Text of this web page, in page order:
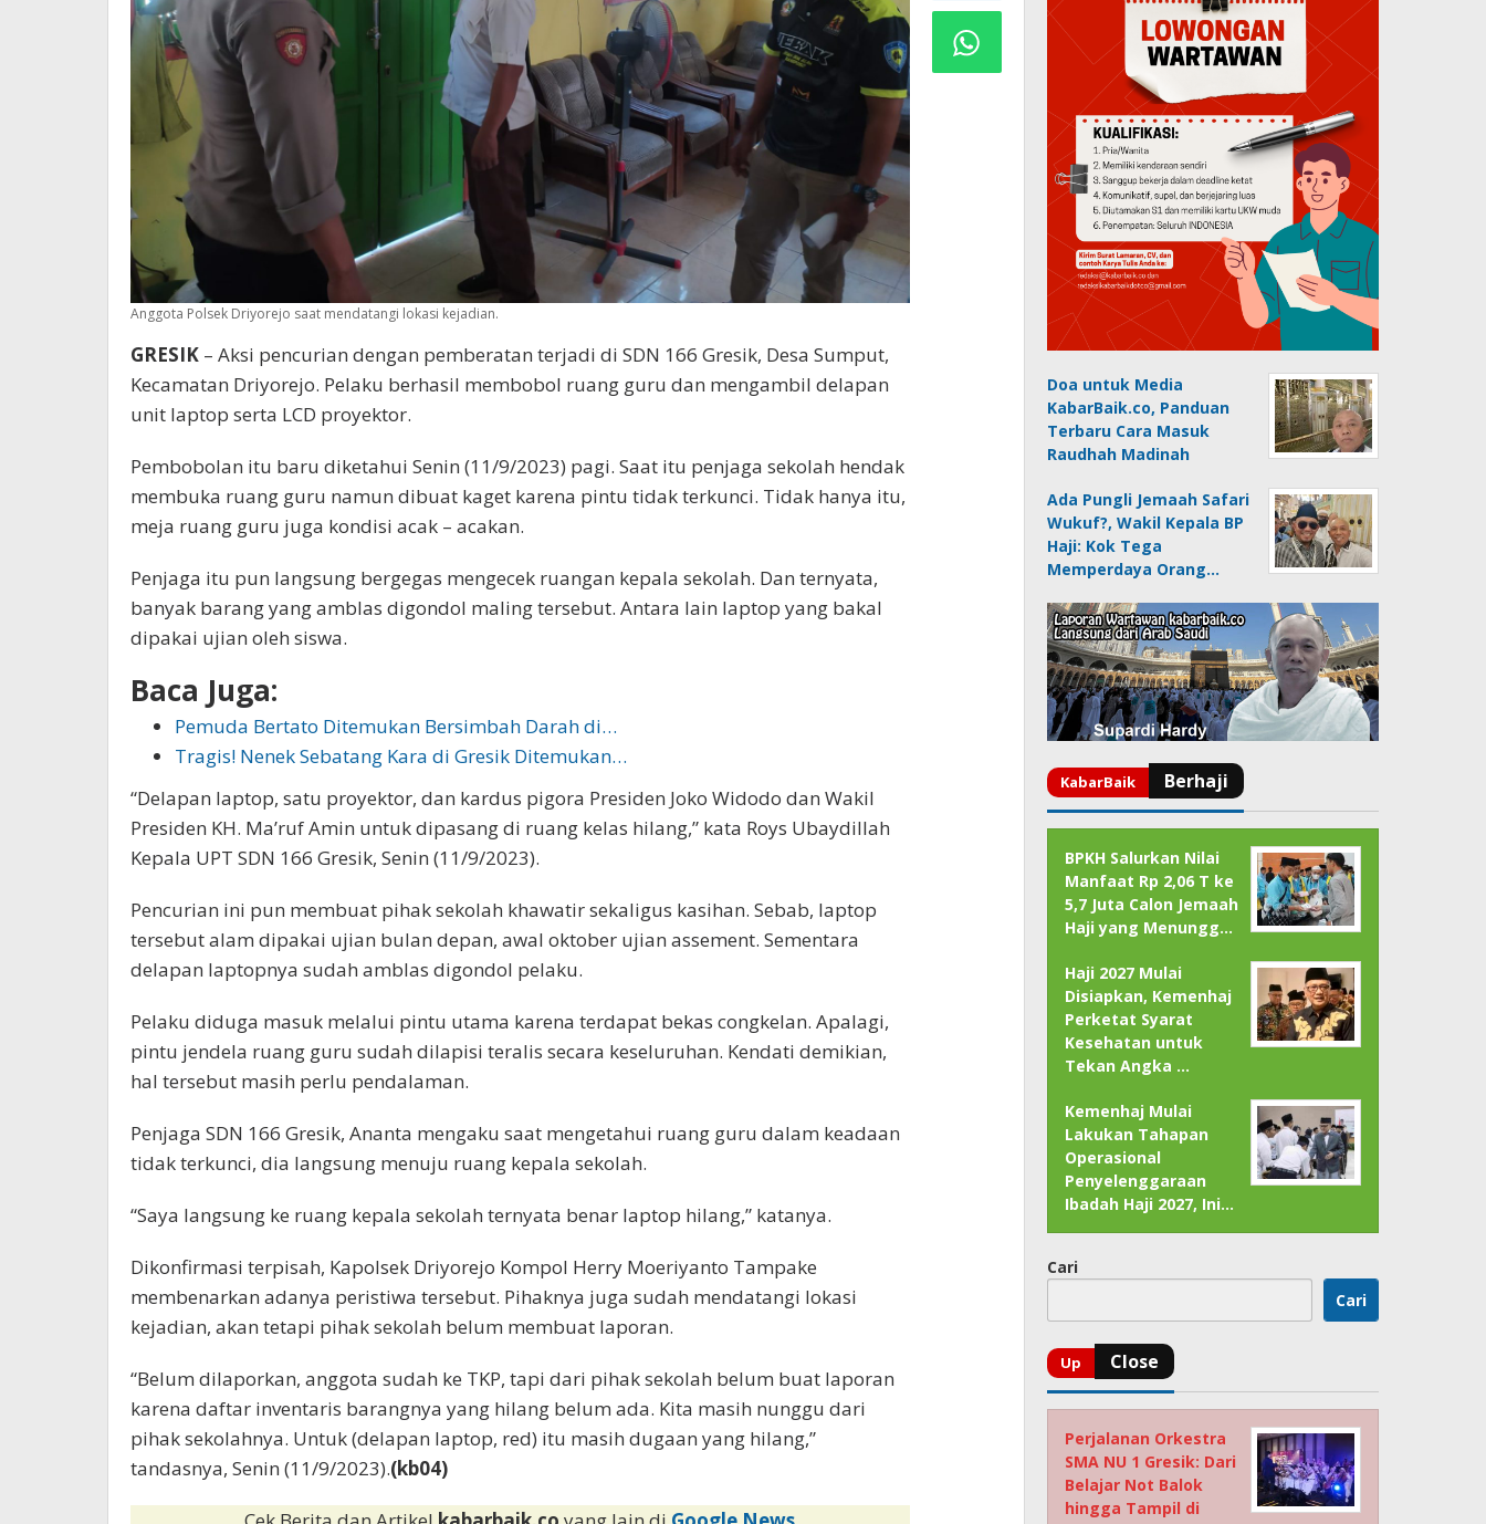
Anggota Polsek Driyorejo saat mendatangi lokasi kejadian.
GRESIK – Aksi pencurian dengan pemberatan terjadi di SDN 166 Gresik, Desa Sumput,
Kecamatan Driyorejo. Pelaku berhasil membobol ruang guru dan mengambil delapan
unit laptop serta LCD proyektor.
Pembobolan itu baru diketahui Senin (11/9/2023) pagi. Saat itu penjaga sekolah hendak
membuka ruang guru namun dibuat kaget karena pintu tidak terkunci. Tidak hanya itu,
meja ruang guru juga kondisi acak – acakan.
Penjaga itu pun langsung bergegas mengecek ruangan kepala sekolah. Dan ternyata,
banyak barang yang amblas digondol maling tersebut. Antara lain laptop yang bakal
dipakai ujian oleh siswa.
Baca Juga:
Pemuda Bertato Ditemukan Bersimbah Darah di…
Tragis! Nenek Sebatang Kara di Gresik Ditemukan…
“Delapan laptop, satu proyektor, dan kardus pigora Presiden Joko Widodo dan Wakil
Presiden KH. Ma’ruf Amin untuk dipasang di ruang kelas hilang,” kata Roys Ubaydillah
Kepala UPT SDN 166 Gresik, Senin (11/9/2023).
Pencurian ini pun membuat pihak sekolah khawatir sekaligus kasihan. Sebab, laptop
tersebut alam dipakai ujian bulan depan, awal oktober ujian assement. Sementara
delapan laptopnya sudah amblas digondol pelaku.
Pelaku diduga masuk melalui pintu utama karena terdapat bekas congkelan. Apalagi,
pintu jendela ruang guru sudah dilapisi teralis secara keseluruhan. Kendati demikian,
hal tersebut masih perlu pendalaman.
Penjaga SDN 166 Gresik, Ananta mengaku saat mengetahui ruang guru dalam keadaan
tidak terkunci, dia langsung menuju ruang kepala sekolah.
“Saya langsung ke ruang kepala sekolah ternyata benar laptop hilang,” katanya.
Dikonfirmasi terpisah, Kapolsek Driyorejo Kompol Herry Moeriyanto Tampake
membenarkan adanya peristiwa tersebut. Pihaknya juga sudah mendatangi lokasi
kejadian, akan tetapi pihak sekolah belum membuat laporan.
“Belum dilaporkan, anggota sudah ke TKP, tapi dari pihak sekolah belum buat laporan
karena daftar inventaris barangnya yang hilang belum ada. Kita masih nunggu dari
pihak sekolahnya. Untuk (delapan laptop, red) itu masih dugaan yang hilang,”
tandasnya, Senin (11/9/2023).(kb04)
Doa untuk Media
KabarBaik.co, Panduan
Terbaru Cara Masuk
Raudhah Madinah
Ada Pungli Jemaah Safari
Wukuf?, Wakil Kepala BP
Haji: Kok Tega
Memperdaya Orang…
BPKH Salurkan Nilai
Manfaat Rp 2,06 T ke
5,7 Juta Calon Jemaah
Haji yang Menungg…
Haji 2027 Mulai
Disiapkan, Kemenhaj
Perketat Syarat
Kesehatan untuk
Tekan Angka …
Kemenhaj Mulai
Lakukan Tahapan
Operasional
Penyelenggaraan
Ibadah Haji 2027, Ini…
Cari
Cari
Perjalanan Orkestra
SMA NU 1 Gresik: Dari
Belajar Not Balok
hingga Tampil di